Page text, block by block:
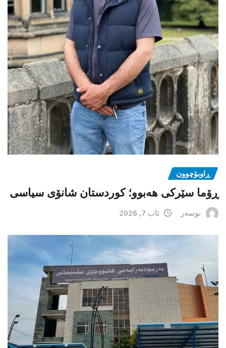
ڕاوبۆچوون
ڕۆما سێرکی هەبوو؛ کوردستان شانۆی سیاسی
نوسەر ئاب 7, 2026